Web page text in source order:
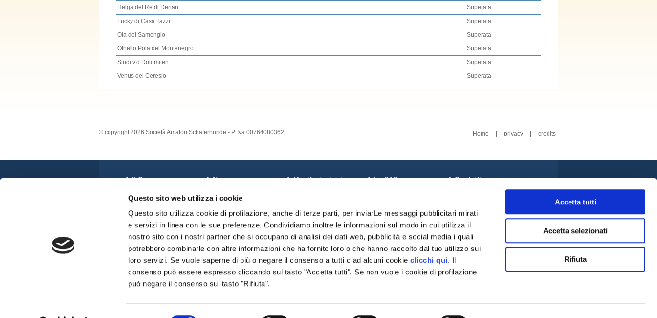
Questo sito web utilizza i cookie
Questo sito utilizza cookie di profilazione, anche di terze parti, per inviarLe messaggi pubblicitari mirati
e servizi in linea con le sue preferenze. Condividiamo inoltre le informazioni sul modo in cui utilizza il
nostro sito con i nostri partner che si occupano di analisi dei dati web, pubblicità e social media i quali
potrebbero combinarle con altre informazioni che ha fornito loro o che hanno raccolto dal tuo utilizzo sui
loro servizi. Se vuole saperne di più o negare il consenso a tutti o ad alcuni cookieclicchi qui. Il
consenso può essere espresso cliccando sul tasto "Accetta tutti". Se non vuole i cookie di profilazione
può negare il consenso sul tasto "Rifiuta".
Accetta tutti
Accetta selezionati
Rifiuta
Helga del Re di Denari
Superata
Lucky di Casa Tazzi
Superata
Ola del Samengio
Superata
Othello Pola del Montenegro
Superata
Sindi v.d.Dolomiten
Superata
Venus del Ceresio
Superata
© copyright 2026 Società Amatori Schäferhunde - P. Iva 00764080362 Home privacy credits
Il Cane
Anatomia del Cane
Standard di Razza
Cuccioli Disponibili
News
Notizie dal Mondo
Soci sospesi
Comunicazioni monte
Manifestazioni
Risultati Campionati
Risultati Manifestazioni
Date importanti
Modulistica
La SAS
Statuto SAS
Cariche Sociali
Organismi
Modulistica
Contatti
Privacy Policy
Rivedi le tue scelte sui
cookie
Credits
Social